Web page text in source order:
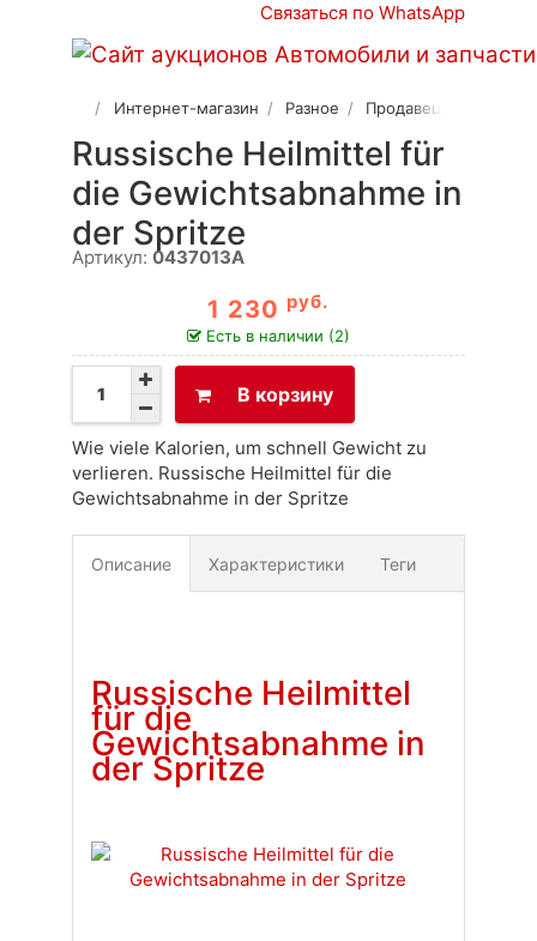
Связаться по WhatsApp
Интернет-магазин Разное Продавец 2
Russische Heilmittel für
die Gewichtsabnahme in
der Spritze
Артикул: 0437013A
1 230 руб.
Есть в наличии (2)
В корзину
Wie viele Kalorien, um schnell Gewicht zu
verlieren. Russische Heilmittel für die
Gewichtsabnahme in der Spritze
Описание Характеристики Теги
Russische Heilmittel
für die
Gewichtsabnahme in
der Spritze